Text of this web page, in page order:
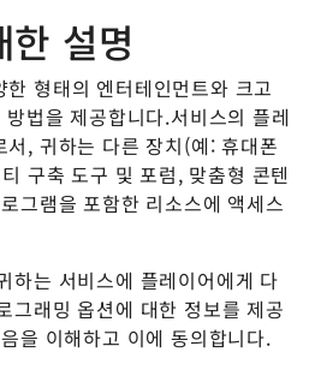
설명
형태의 엔터테인먼트와 크고
법을 제공합니다.서비스의 플레
, 귀하는 다른 장치(예: 휴대폰
구축 도구 및 포럼, 맞춤형 콘텐
그램을 포함한 리소스에 액세스
하는 서비스에 플레이어에게 다
그래밍 옵션에 대한 정보를 제공
을 이해하고 이에 동의합니다.